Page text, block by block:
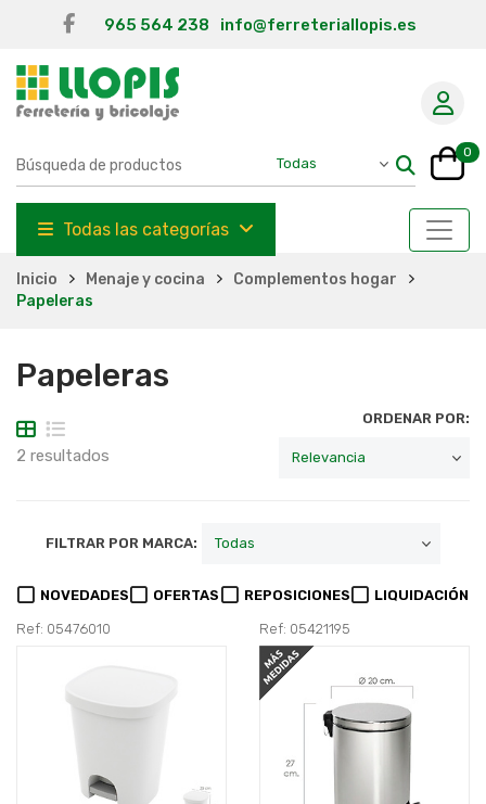
965 564 238 info@ferreteriallopis.es
0
Todas las categorías
Inicio Menaje y cocina
Complementos hogar
Papeleras
Papeleras
2 resultados
ORDENAR POR:
FILTRAR POR MARCA:
NOVEDADES OFERTAS REPOSICIONES LIQUIDACIÓN
Ref: 05476010 Ref: 05421195